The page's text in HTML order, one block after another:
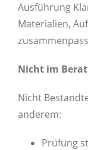
Ausführung
Materialien,
Nicht im
Nicht
anderem:
Prüfung